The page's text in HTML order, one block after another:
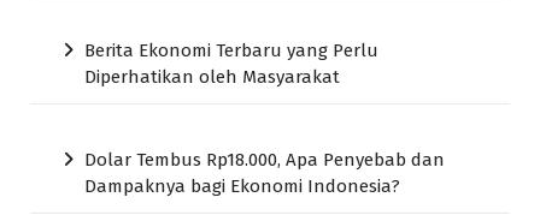
Berita Ekonomi Terbaru yang Perlu
Diperhatikan oleh Masyarakat
Dolar Tembus Rp18.000, Apa Penyebab dan
Dampaknya bagi Ekonomi Indonesia?